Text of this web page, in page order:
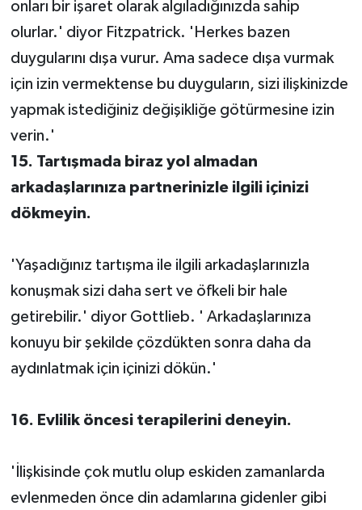
onları bir işaret olarak algıladığınızda sahip
olurlar.' diyor Fitzpatrick. 'Herkes bazen
duygularını dışa vurur. Ama sadece dışa vurmak
için izin vermektense bu duyguların, sizi ilişkinizde
yapmak istediğiniz değişikliğe götürmesine izin
verin.'
15. Tartışmada biraz yol almadan
arkadaşlarınıza partnerinizle ilgili içinizi
dökmeyin.
'Yaşadığınız tartışma ile ilgili arkadaşlarınızla
konuşmak sizi daha sert ve öfkeli bir hale
getirebilir.' diyor Gottlieb. ' Arkadaşlarınıza
konuyu bir şekilde çözdükten sonra daha da
aydınlatmak için içinizi dökün.'
16. Evlilik öncesi terapilerini deneyin.
'İlişkisinde çok mutlu olup eskiden zamanlarda
evlenmeden önce din adamlarına gidenler gibi